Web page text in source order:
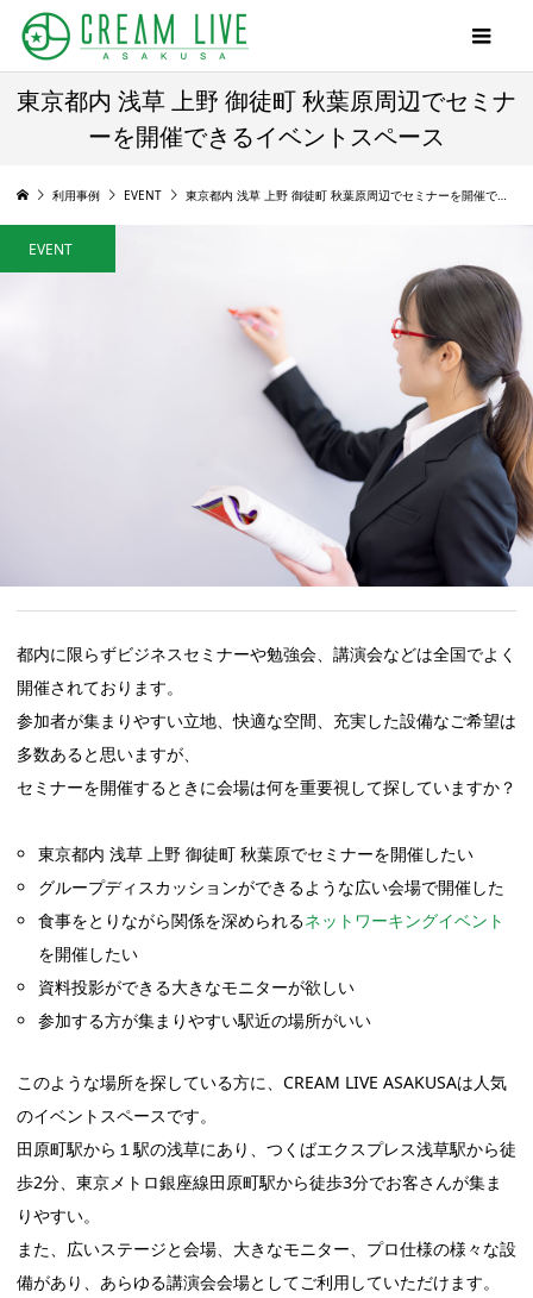
東京都内 浅草 上野 御徒町 秋葉原周辺でセミナ
ーを開催できるイベントスペース
利用事例 EVENT 東京都内 浅草 上野 御徒町 秋葉原周辺でセミナーを開催できるイベントスペース
EVENT
都内に限らずビジネスセミナーや勉強会、講演会などは全国でよく
開催されております。
参加者が集まりやすい立地、快適な空間、充実した設備なご希望は
多数あると思いますが、
セミナーを開催するときに会場は何を重要視して探していますか？
東京都内 浅草 上野 御徒町 秋葉原でセミナーを開催したい
グループディスカッションができるような広い会場で開催した
食事をとりながら関係を深められるネットワーキングイベント
を開催したい
資料投影ができる大きなモニターが欲しい
参加する方が集まりやすい駅近の場所がいい
このような場所を探している方に、CREAM LIVE ASAKUSAは人気
のイベントスペースです。
田原町駅から１駅の浅草にあり、つくばエクスプレス浅草駅から徒
歩2分、東京メトロ銀座線田原町駅から徒歩3分でお客さんが集ま
りやすい。
また、広いステージと会場、大きなモニター、プロ仕様の様々な設
備があり、あらゆる講演会会場としてご利用していただけます。